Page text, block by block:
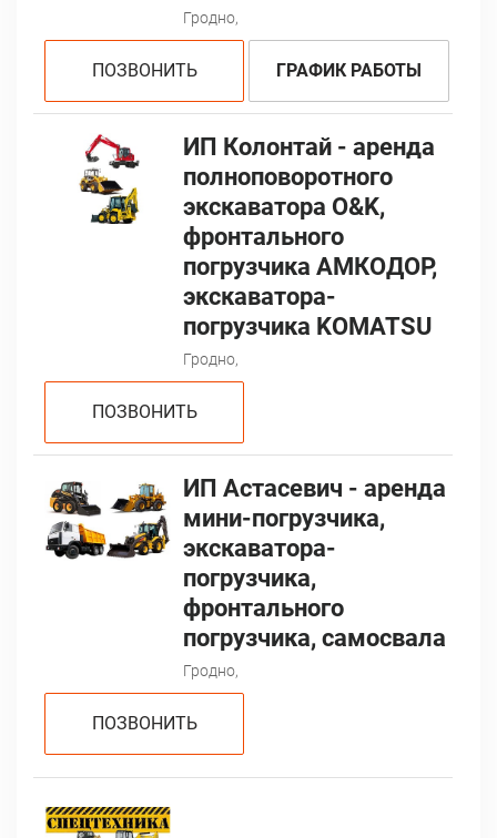
Гродно,
ПОЗВОНИТЬ ГРАФИК РАБОТЫ
ИП Колонтай - аренда
полноповоротного
экскаватора O&K,
фронтального
погрузчика АМКОДОР,
экскаватора-
погрузчика KOMATSU
Гродно,
ПОЗВОНИТЬ
ИП Астасевич - аренда
мини-погрузчика,
экскаватора-
погрузчика,
фронтального
погрузчика, самосвала
Гродно,
ПОЗВОНИТЬ